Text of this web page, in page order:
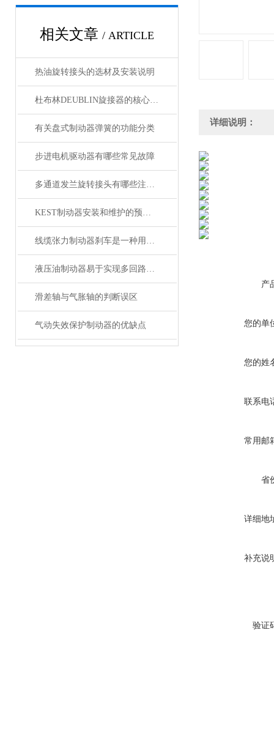
相关文章 / ARTICLE
热油旋转接头的选材及安装说明
杜布林DEUBLIN旋接器的核心在于转子与外壳之间的相对旋转
有关盘式制动器弹簧的功能分类
步进电机驱动器有哪些常见故障
多通道发兰旋转接头有哪些注意事项
KEST制动器安装和维护的预防措施
线缆张力制动器刹车是一种用于控制线缆张力的设备
液压油制动器易于实现多回路控制
滑差轴与气胀轴的判断误区
气动失效保护制动器的优缺点
详细说明：
产
您的单
您的姓
联系电
常用邮
省
详细地
补充说
验证